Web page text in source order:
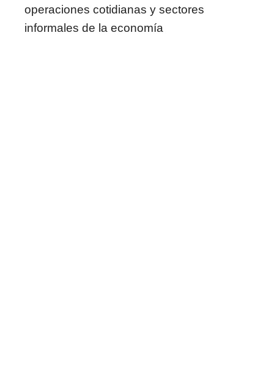
operaciones cotidianas y sectores
informales de la economía